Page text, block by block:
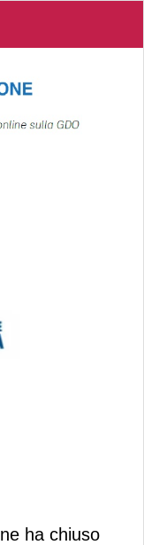
ha chiuso